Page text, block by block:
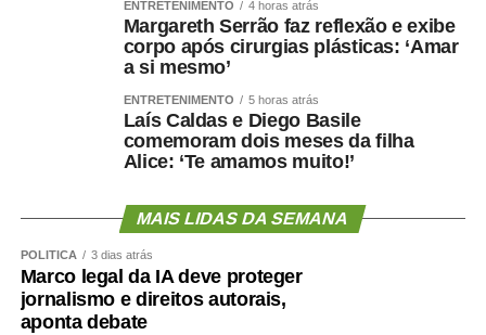
tempo, o crescimento dos casos de feminicídio em Mato
Grosso preocupa o Judiciário, que busca identificar
fatores de risco para fortalecer as ações preventivas.
Na mesma linha, a juíza Tatyana lembra que o aumento
das penas para feminicídio representa uma resposta
importante do Estado, mas não é suficiente para mudar
“Infelizmente, como a gente vê que isso não é um
com a implantação da lei, no ano passado nós tivemos
um aumento de feminicídio”, afirma.
ENTRETENIMENTO 4 horas atrás
Margareth Serrão faz reflexão e exibe
corpo após cirurgias plásticas: ‘Amar
a si mesmo’
ENTRETENIMENTO 5 horas atrás
Laís Caldas e Diego Basile
comemoram dois meses da filha
Alice: ‘Te amamos muito!’
MAIS LIDAS DA SEMANA
POLÍTICA 3 dias atrás
Marco legal da IA deve proteger
jornalismo e direitos autorais,
aponta debate